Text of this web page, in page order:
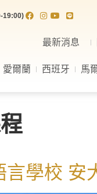
19:00)
最新消息
愛爾蘭 西班牙 馬
學校 安